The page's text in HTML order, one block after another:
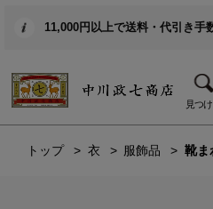
11,000円以上で送料・代引き手
見つ
トップ 衣 服飾品 靴ま